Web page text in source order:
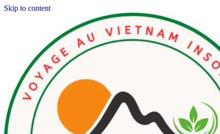
Skip to content